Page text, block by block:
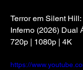
Terror em Silent
Inferno (2026) Dual
720p | 1080p | 4K
https://